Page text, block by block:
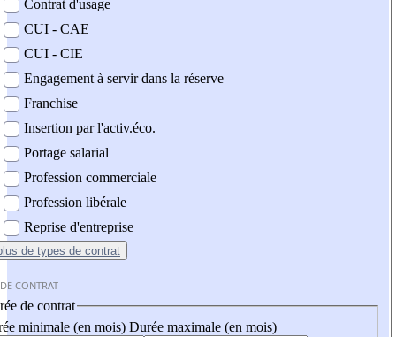
Contrat d'usage
CUI - CAE
CUI - CIE
Engagement à servir dans la réserve
Franchise
Insertion par l'activ.éco.
Portage salarial
Profession commerciale
Profession libérale
Reprise d'entreprise
de types de contrat
CONTRAT
de contrat
minimale (en mois) Durée maximale (en mois)